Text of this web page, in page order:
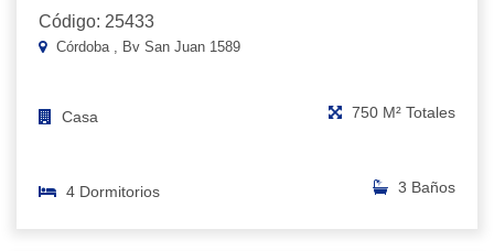
Código: 25433
Córdoba , Bv San Juan 1589
Casa 750 M² Totales
4 Dormitorios 3 Baños